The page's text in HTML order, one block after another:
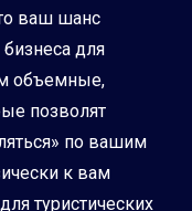
ваш шанс
для
объемные,
позволят
по вашим
к вам
туристических